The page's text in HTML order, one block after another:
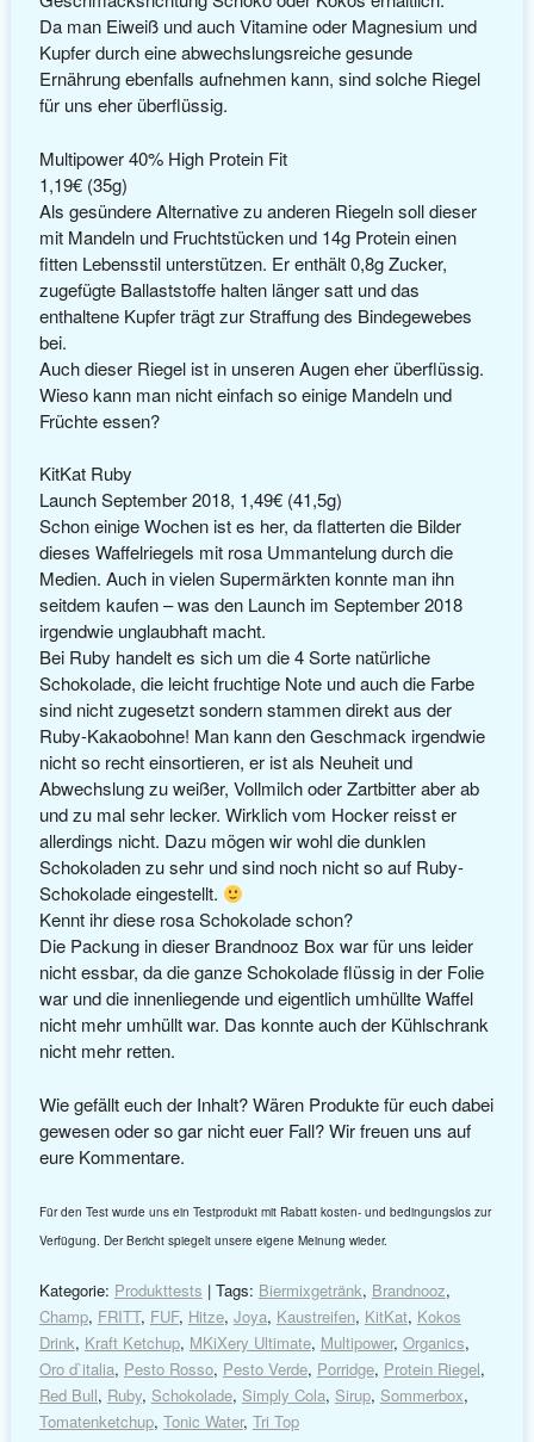
Da man Eiweiß und auch Vitamine oder Magnesium und
Kupfer durch eine abwechslungsreiche gesunde
Ernährung ebenfalls aufnehmen kann, sind solche Riegel
für uns eher überflüssig.
Multipower 40% High Protein Fit
1,19€ (35g)
Als gesündere Alternative zu anderen Riegeln soll dieser
mit Mandeln und Fruchtstücken und 14g Protein einen
fitten Lebensstil unterstützen. Er enthält 0,8g Zucker,
zugefügte Ballaststoffe halten länger satt und das
enthaltene Kupfer trägt zur Straffung des Bindegewebes
bei.
Auch dieser Riegel ist in unseren Augen eher überflüssig.
Wieso kann man nicht einfach so einige Mandeln und
Früchte essen?
KitKat Ruby
Launch September 2018, 1,49€ (41,5g)
Schon einige Wochen ist es her, da flatterten die Bilder
dieses Waffelriegels mit rosa Ummantelung durch die
Medien. Auch in vielen Supermärkten konnte man ihn
seitdem kaufen – was den Launch im September 2018
irgendwie unglaubhaft macht.
Bei Ruby handelt es sich um die 4 Sorte natürliche
Schokolade, die leicht fruchtige Note und auch die Farbe
sind nicht zugesetzt sondern stammen direkt aus der
Ruby-Kakaobohne! Man kann den Geschmack irgendwie
nicht so recht einsortieren, er ist als Neuheit und
Abwechslung zu weißer, Vollmilch oder Zartbitter aber ab
und zu mal sehr lecker. Wirklich vom Hocker reisst er
allerdings nicht. Dazu mögen wir wohl die dunklen
Schokoladen zu sehr und sind noch nicht so auf Ruby-
Schokolade eingestellt.
Kennt ihr diese rosa Schokolade schon?
Die Packung in dieser Brandnooz Box war für uns leider
nicht essbar, da die ganze Schokolade flüssig in der Folie
war und die innenliegende und eigentlich umhüllte Waffel
nicht mehr umhüllt war. Das konnte auch der Kühlschrank
nicht mehr retten.
Wie gefällt euch der Inhalt? Wären Produkte für euch dabei
gewesen oder so gar nicht euer Fall? Wir freuen uns auf
eure Kommentare.
Für den Test wurde uns ein Testprodukt mit Rabatt kosten- und bedingungslos zur
Verfügung. Der Bericht spiegelt unsere eigene Meinung wieder.
Kategorie: Produkttests | Tags: Biermixgetränk, Brandnooz,
Champ, FRITT, FUF, Hitze, Joya, Kaustreifen, KitKat, Kokos
Drink, Kraft Ketchup, MKiXery Ultimate, Multipower, Organics,
Oro d`italia, Pesto Rosso, Pesto Verde, Porridge, Protein Riegel,
Red Bull, Ruby, Schokolade, Simply Cola, Sirup, Sommerbox,
Tomatenketchup, Tonic Water, Tri Top